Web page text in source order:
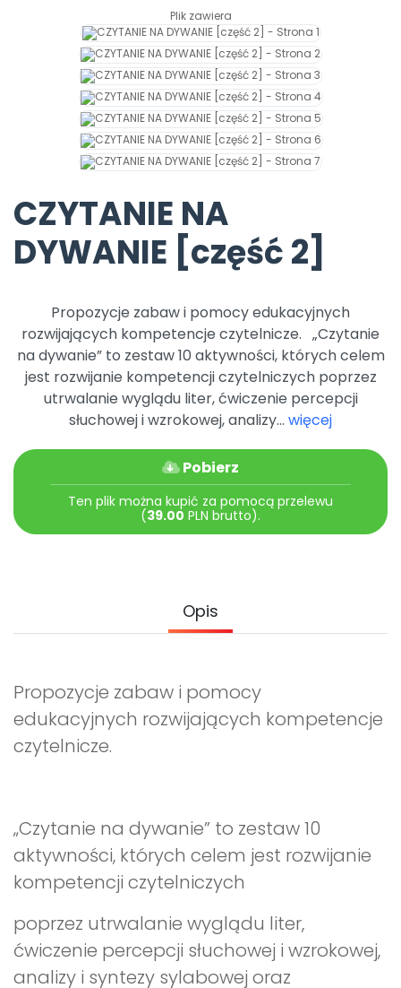
Pomoc
Plik zawiera
CZYTANIE NA
DYWANIE [część 2]
Propozycje zabaw i pomocy edukacyjnych
rozwijających kompetencje czytelnicze. „Czytanie
na dywanie” to zestaw 10 aktywności, których celem
jest rozwijanie kompetencji czytelniczych poprzez
utrwalanie wyglądu liter, ćwiczenie percepcji
słuchowej i wzrokowej, analizy... więcej
Pobierz
Ten plik można kupić za pomocą przelewu
(39.00 PLN brutto).
Opis
Propozycje zabaw i pomocy
edukacyjnych rozwijających kompetencje
czytelnicze.
„Czytanie na dywanie” to zestaw 10
aktywności, których celem jest rozwijanie
kompetencji czytelniczych
poprzez utrwalanie wyglądu liter,
ćwiczenie percepcji słuchowej i wzrokowej,
analizy i syntezy sylabowej oraz